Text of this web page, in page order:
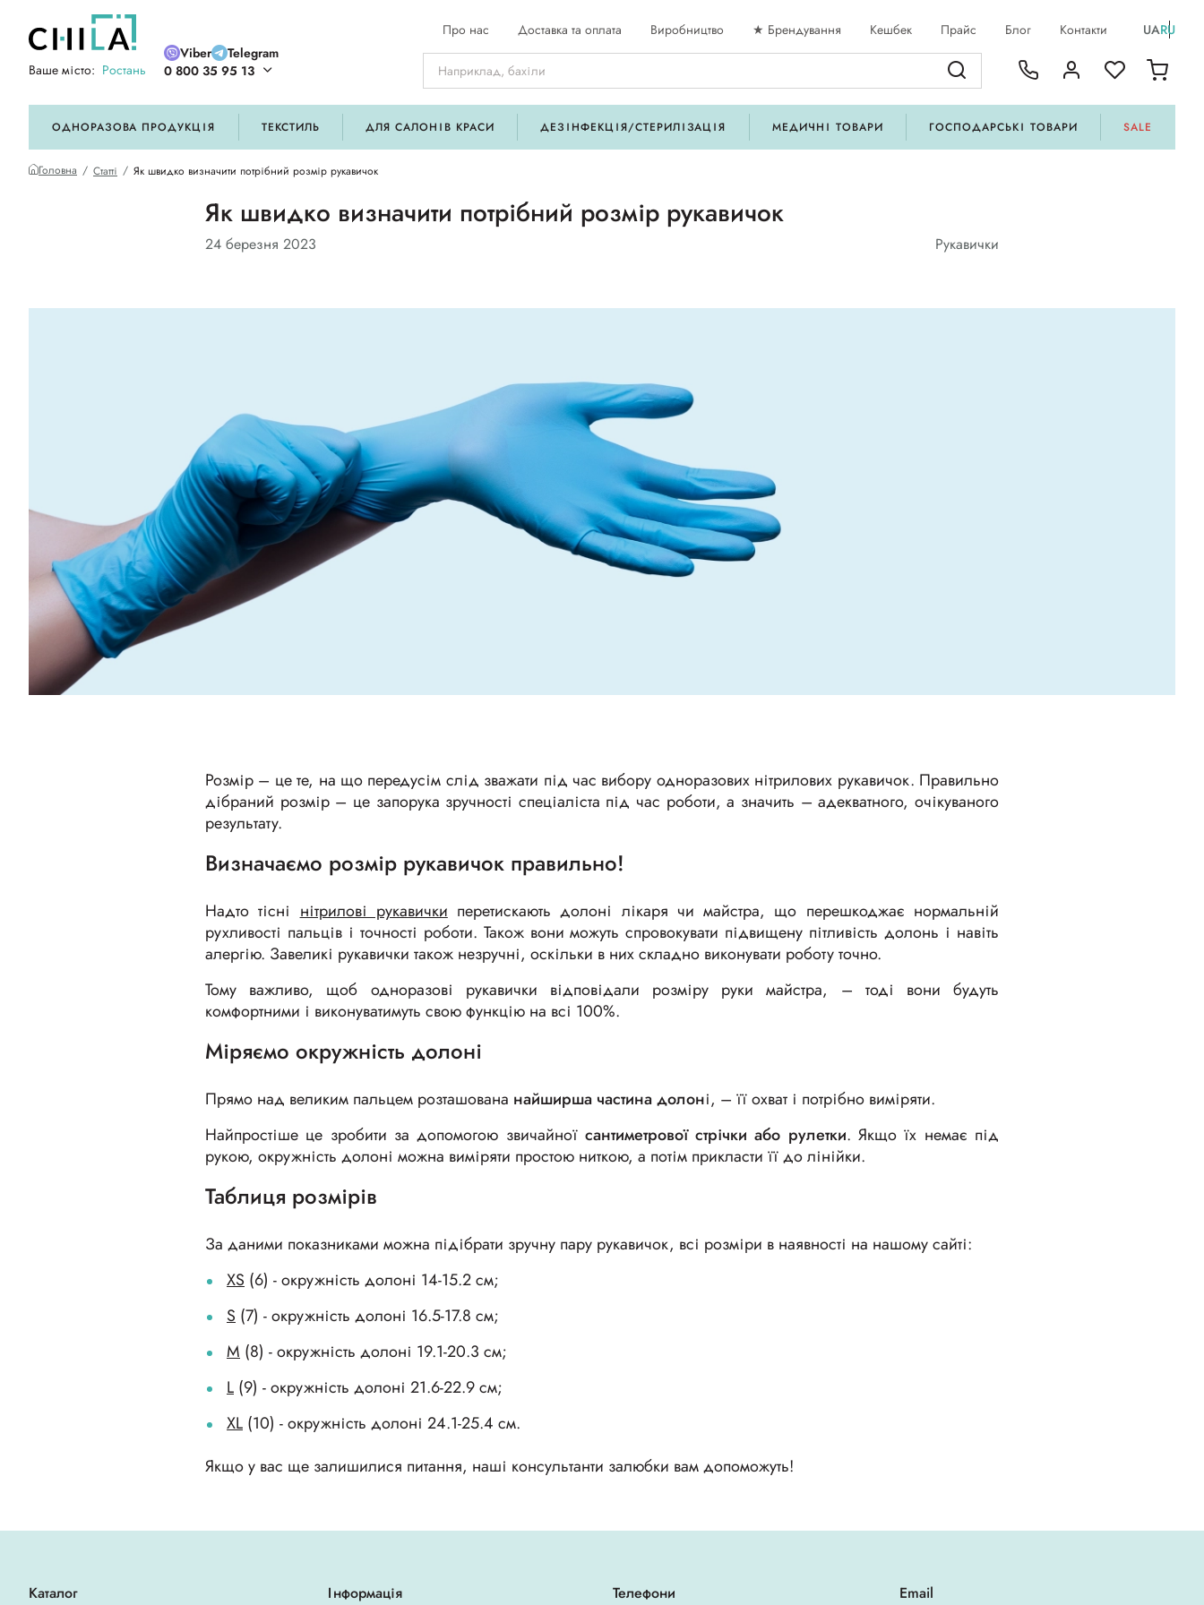
Ваше місто: Ростань
Viber
Telegram
0 800 35 95 13
Про нас Доставка та оплата Виробництво ★ Брендування Кешбек Прайс Блог Контакти UARU
ОДНОРАЗОВА ПРОДУКЦІЯ ТЕКСТИЛЬ ДЛЯ САЛОНІВ КРАСИ ДЕЗІНФЕКЦІЯ/СТЕРИЛІЗАЦІЯ МЕДИЧНІ ТОВАРИ ГОСПОДАРСЬКІ ТОВАРИ SALE
Головна Статті Як швидко визначити потрібний розмір рукавичок
Як швидко визначити потрібний розмір рукавичок
24 березня 2023 Рукавички
Розмір – це те, на що передусім слід зважати під час вибору одноразових нітрилових рукавичок. Правильно
дібраний розмір – це запорука зручності спеціаліста під час роботи, а значить – адекватного, очікуваного
результату.
Визначаємо розмір рукавичок правильно!
Надто тісні нітрилові рукавички перетискають долоні лікаря чи майстра, що перешкоджає нормальній
рухливості пальців і точності роботи. Також вони можуть спровокувати підвищену пітливість долонь і навіть
алергію. Завеликі рукавички також незручні, оскільки в них складно виконувати роботу точно.
Тому важливо, щоб одноразові рукавички відповідали розміру руки майстра, – тоді вони будуть
комфортними і виконуватимуть свою функцію на всі 100%.
Міряємо окружність долоні
Прямо над великим пальцем розташована найширша частина долоні, – її охват і потрібно виміряти.
Найпростіше це зробити за допомогою звичайної сантиметрової стрічки або рулетки. Якщо їх немає під
рукою, окружність долоні можна виміряти простою ниткою, а потім прикласти її до лінійки.
Таблиця розмірів
За даними показниками можна підібрати зручну пару рукавичок, всі розміри в наявності на нашому сайті:
XS (6) - окружність долоні 14-15.2 см;
S (7) - окружність долоні 16.5-17.8 см;
M (8) - окружність долоні 19.1-20.3 см;
L (9) - окружність долоні 21.6-22.9 см;
XL (10) - окружність долоні 24.1-25.4 см.
Якщо у вас ще залишилися питання, наші консультанти залюбки вам допоможуть!
Каталог Інформація Телефони Email